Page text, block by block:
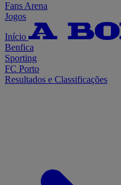
Fans Arena
Jogos
Início
Benfica
Sporting
FC Porto
Resultados e Classificações